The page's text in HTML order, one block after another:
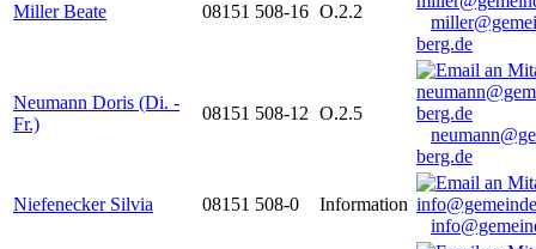
Miller Beate 08151 508-16 O.2.2
berg.de
Neumann Doris (Di. -
Fr.)
08151 508-12 O.2.5
berg.de
Niefenecker Silvia 08151 508-0
Information